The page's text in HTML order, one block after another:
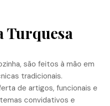
Turquesa
são feitos à mão em
tradicionais.
de artigos, funcionais e
convidativos e